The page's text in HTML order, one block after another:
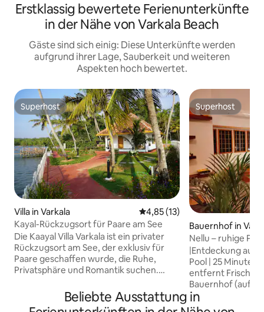
Erstklassig bewertete Ferienunterkünfte
in der Nähe von Varkala Beach
Gäste sind sich einig: Diese Unterkünfte werden
aufgrund ihrer Lage, Sauberkeit und weiteren
Aspekten hoch bewertet.
Superhost
Superhost
Villa in Varkala Durchschnittliche Bewertung:
4,85 (13)
Kayal-Rückzugsort für Paare am See
Die Kaayal Villa Varkala ist ein privater
Rückzugsort am See, der exklusiv für
Paare geschaffen wurde, die Ruhe,
Privatsphäre und Romantik suchen.
Wasser auf und entspanne dich in einem
, während der Tag um dich herum
Superhost
Superhost
Bauernhof in
avoor
Nellu – ruhige
Bauernhof |
|Entdeckung auf
Pool | 25 Minuten
entfernt Frisches Kerala-Frühstück vom
Bauernhof (auf Anfrage)
Reisfeldern
einem 12-Meter-
Beliebte Ausstattung in